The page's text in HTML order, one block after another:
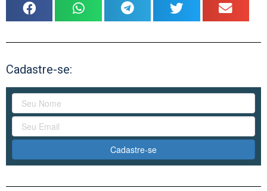
Cadastre-se:
Cadastre-se